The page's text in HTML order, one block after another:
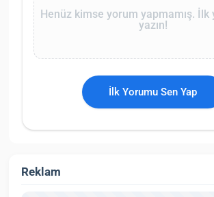
Henüz kimse yorum yapmamış. İlk
yazın!
İlk Yorumu Sen Yap
Reklam